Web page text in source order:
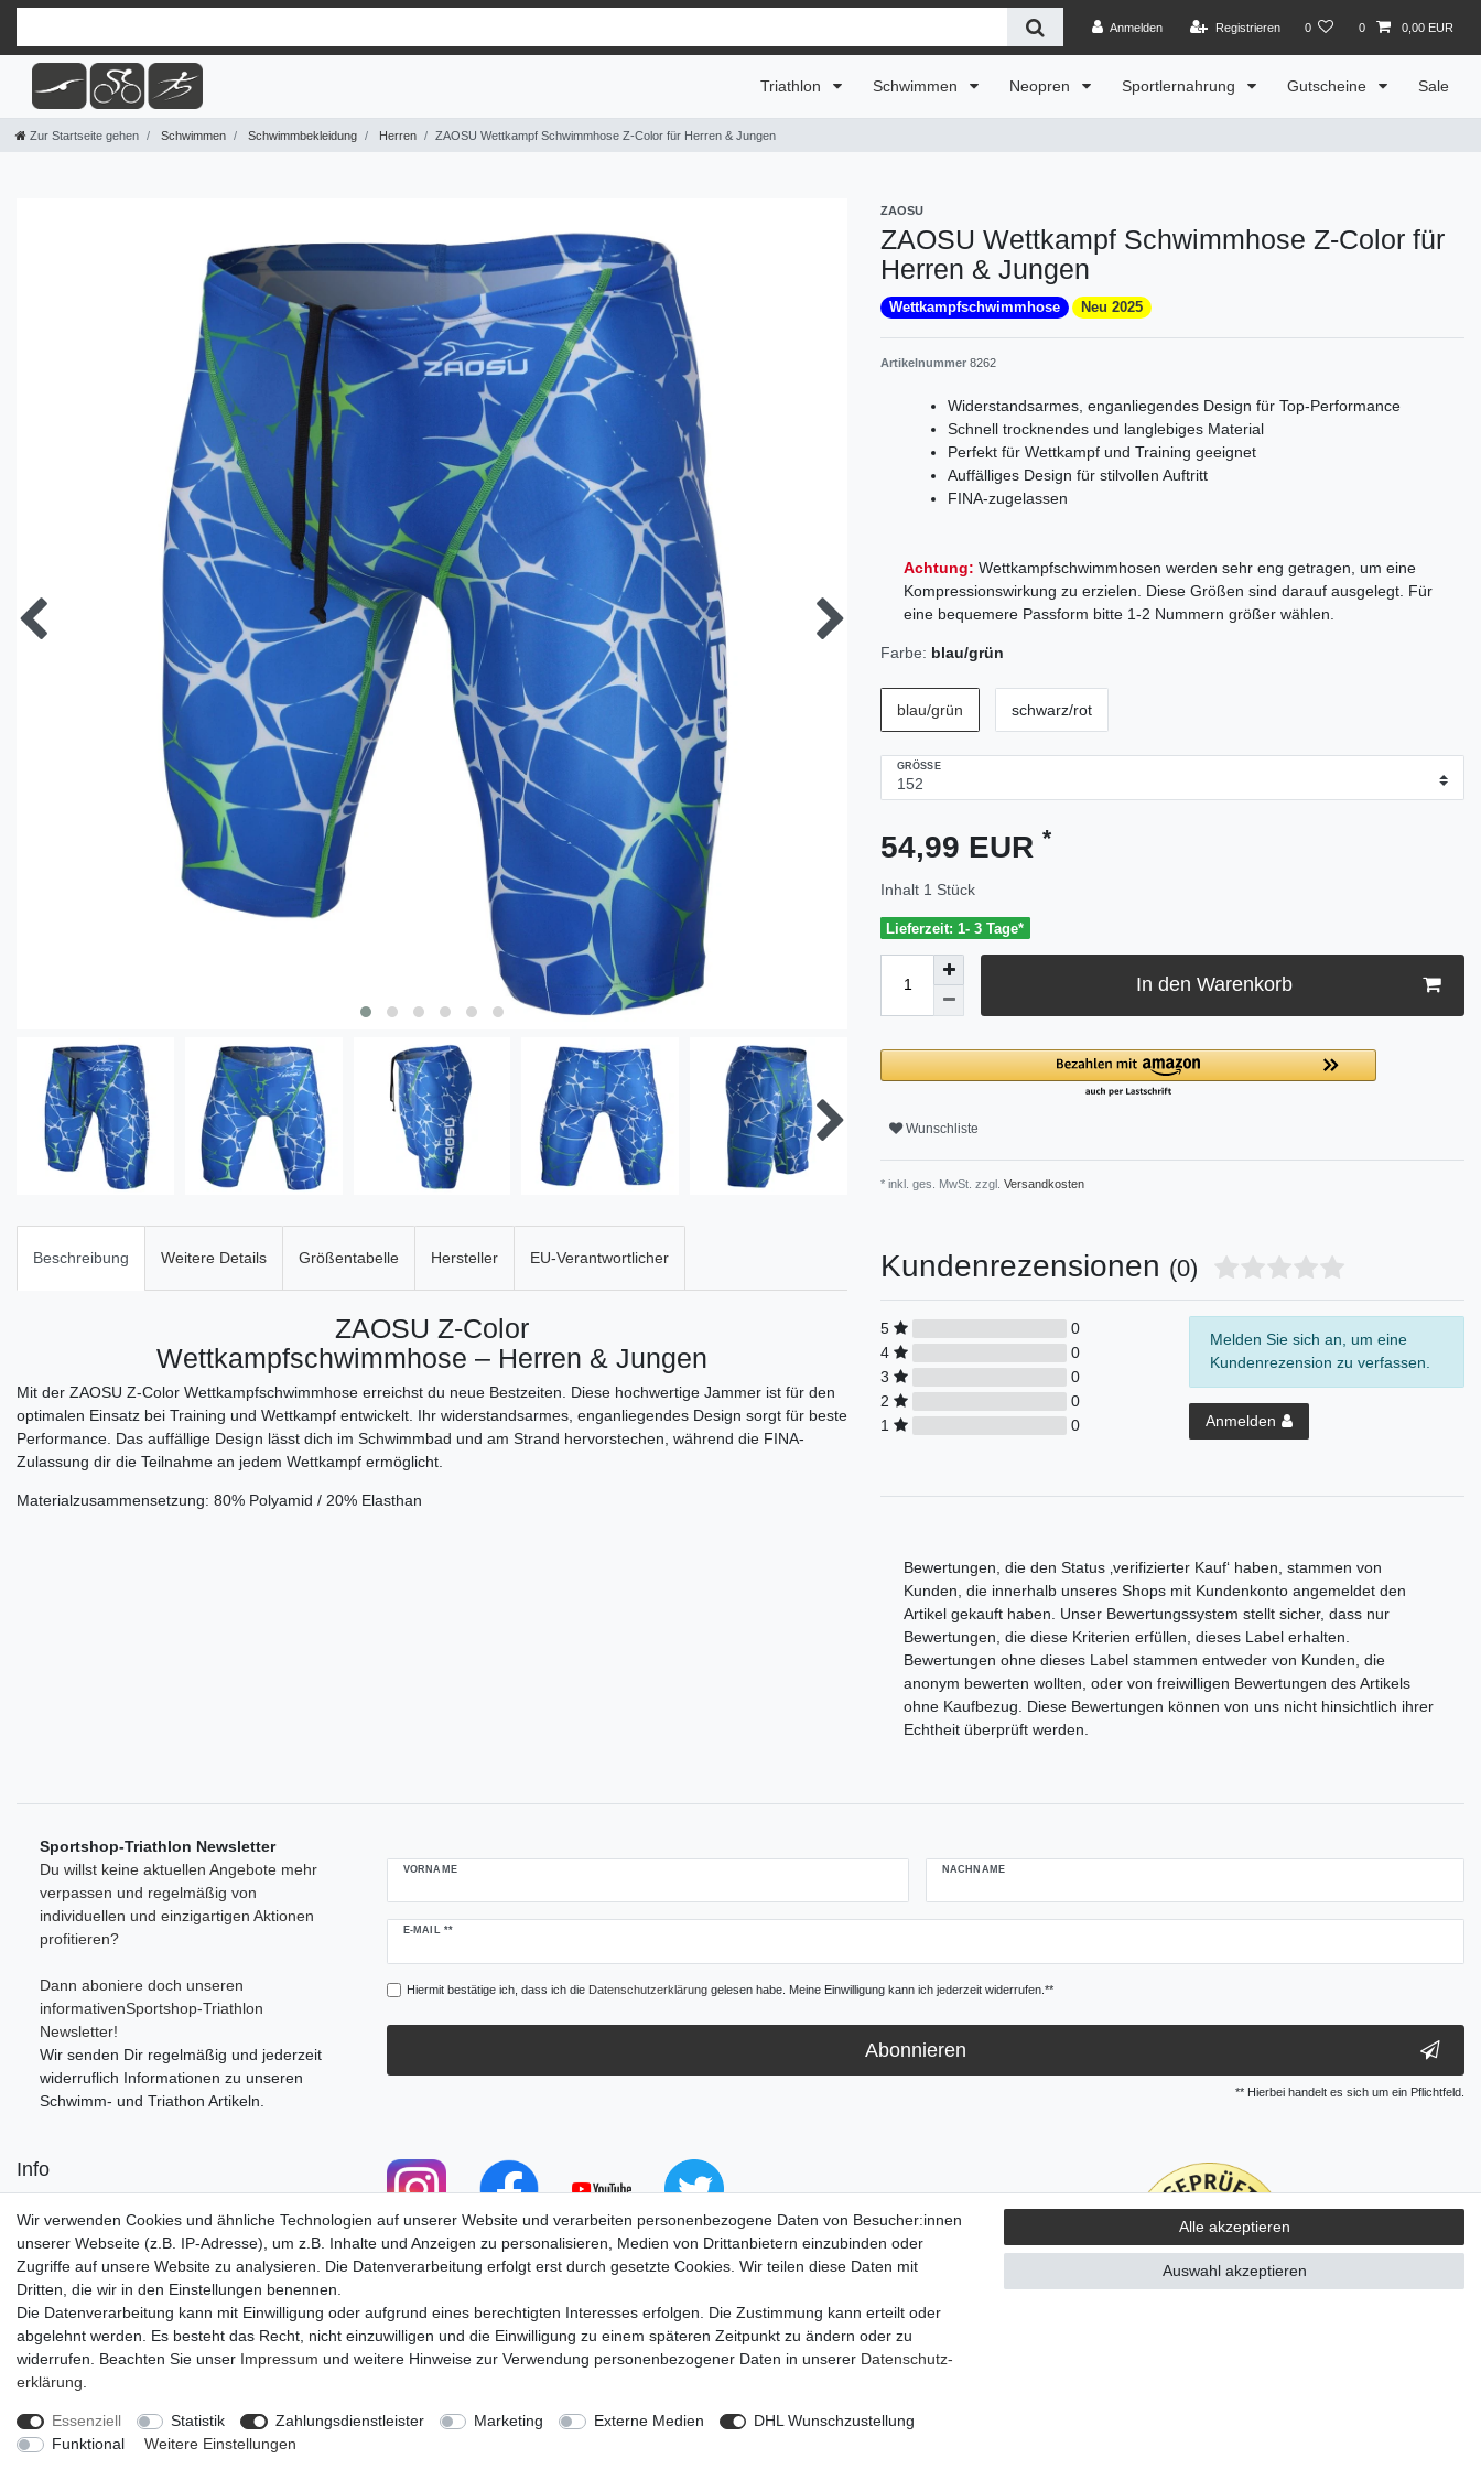
Anmelden Registrieren 0 0 0,00 EUR
Triathlon Schwimmen Neopren Sportlernahrung Gutscheine Sale
Zur Startseite gehen Schwimmen Schwimmbekleidung Herren ZAOSU Wettkampf Schwimmhose Z-Color für Herren & Jungen
ZAOSU
ZAOSU Wettkampf Schwimmhose Z-Color für
Herren & Jungen
Wettkampfschwimmhose Neu 2025
Artikelnummer 8262
Widerstandsarmes, enganliegendes Design für Top-Performance
Schnell trocknendes und langlebiges Material
Perfekt für Wettkampf und Training geeignet
Auffälliges Design für stilvollen Auftritt
FINA-zugelassen
Achtung: Wettkampfschwimmhosen werden sehr eng getragen, um eine
Kompressionswirkung zu erzielen. Diese Größen sind darauf ausgelegt. Für
eine bequemere Passform bitte 1-2 Nummern größer wählen.
Farbe: blau/grün
blau/grün schwarz/rot
GRÖSSE
54,99 EUR *
Inhalt 1 Stück
Lieferzeit: 1- 3 Tage*
In den Warenkorb
Wunschliste
* inkl. ges. MwSt. zzgl. Versandkosten
Beschreibung Weitere Details Größentabelle Hersteller EU-Verantwortlicher
ZAOSU Z-Color
Wettkampfschwimmhose – Herren & Jungen
Mit der ZAOSU Z-Color Wettkampfschwimmhose erreichst du neue Bestzeiten. Diese hochwertige Jammer ist für den
optimalen Einsatz bei Training und Wettkampf entwickelt. Ihr widerstandsarmes, enganliegendes Design sorgt für beste
Performance. Das auffällige Design lässt dich im Schwimmbad und am Strand hervorstechen, während die FINA-
Zulassung dir die Teilnahme an jedem Wettkampf ermöglicht.
Materialzusammensetzung: 80% Polyamid / 20% Elasthan
Kundenrezensionen (0)
5
0
4
0
3
0
2
0
1
0
Melden Sie sich an, um eine
Kundenrezension zu verfassen.
Anmelden
Bewertungen, die den Status ‚verifizierter Kauf‘ haben, stammen von
Kunden, die innerhalb unseres Shops mit Kundenkonto angemeldet den
Artikel gekauft haben. Unser Bewertungssystem stellt sicher, dass nur
Bewertungen, die diese Kriterien erfüllen, dieses Label erhalten.
Bewertungen ohne dieses Label stammen entweder von Kunden, die
anonym bewerten wollten, oder von freiwilligen Bewertungen des Artikels
ohne Kaufbezug. Diese Bewertungen können von uns nicht hinsichtlich ihrer
Echtheit überprüft werden.
Sportshop-Triathlon Newsletter
Du willst keine aktuellen Angebote mehr
verpassen und regelmäßig von
individuellen und einzigartigen Aktionen
profitieren?
Dann aboniere doch unseren
informativenSportshop-Triathlon
Newsletter!
Wir senden Dir regelmäßig und jederzeit
widerruflich Informationen zu unseren
Schwimm- und Triathon Artikeln.
VORNAME NACHNAME
E-MAIL **
Newsletter
Hiermit bestätige ich, dass ich die Daten­schutz­erklärunggelesen habe. Meine Einwilligung kann ich jederzeit widerrufen.**
Abonnieren
** Hierbei handelt es sich um ein Pflichtfeld.
Info
Retourenportal
Anfahrt/Öffnungszeiten
Versandkosten
Zu unserem Blog
Wir verwenden Cookies und ähnliche Technologien auf unserer Website und verarbeiten personenbezogene Daten von Besucher:innen
unserer Webseite (z.B. IP-Adresse), um z.B. Inhalte und Anzeigen zu personalisieren, Medien von Drittanbietern einzubinden oder
Zugriffe auf unsere Website zu analysieren. Die Datenverarbeitung erfolgt erst durch gesetzte Cookies. Wir teilen diese Daten mit
Dritten, die wir in den Einstellungen benennen.
Die Datenverarbeitung kann mit Einwilligung oder aufgrund eines berechtigten Interesses erfolgen. Die Zustimmung kann erteilt oder
abgelehnt werden. Es besteht das Recht, nicht einzuwilligen und die Einwilligung zu einem späteren Zeitpunkt zu ändern oder zu
widerrufen. Beachten Sie unser Impressum und weitere Hinweise zur Verwendung personenbezogener Daten in unserer Daten­schutz­
erklärung
Essenziell Statistik Zahlungsdienstleister Marketing Externe Medien
DHL Wunschzustellung
Funktional
Weitere Einstellungen
Alle akzeptieren
Auswahl akzeptieren